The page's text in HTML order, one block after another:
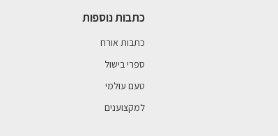
כתבות נוספות
כתבות אורח
ספרי בישול
טעם עולמי
למקצוענים